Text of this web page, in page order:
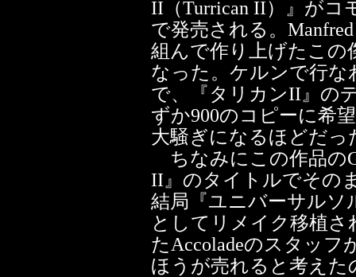
II（Turrican II）』がコ
で発売される。Manfred
組んで作り上げたこの
なった。ケルンで行
で、『タリカンII』の
ずか900のコピーに希
大騒ぎになるほどだっ
ちなみにこの作品の
II』のタイトルでその
結局『ユニバーサルソ
としてリメイク移植さ
たAccoladeのスタッフ
ほうが売れると考えた